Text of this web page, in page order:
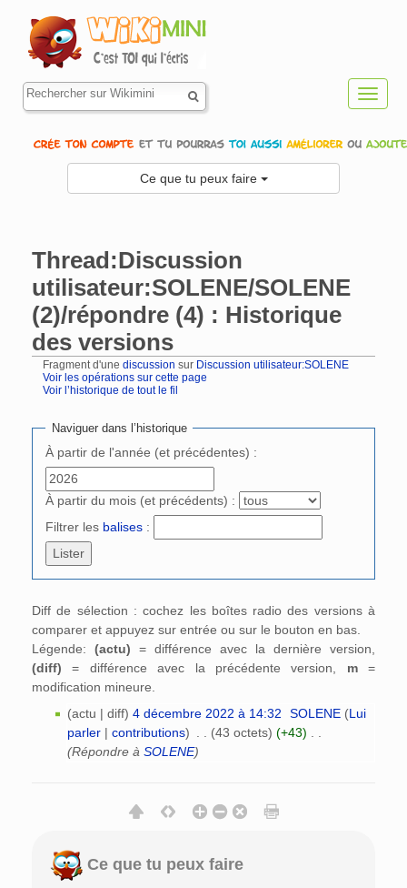
Ce que tu peux faire
Thread:Discussion
utilisateur:SOLENE/SOLENE
(2)/répondre (4) : Historique
des versions
Fragment d'une discussion sur Discussion utilisateur:SOLENE
Voir les opérations sur cette page
Voir l’historique de tout le fil
Naviguer dans l’historique
À partir de l'année (et précédentes) :
À partir du mois (et précédents) :
Filtrer les balises :
Diff de sélection : cochez les boîtes radio des versions à
comparer et appuyez sur entrée ou sur le bouton en bas.
Légende: (actu) = différence avec la dernière version,
(diff) = différence avec la précédente version, m=
modification mineure.
(actu | diff) 4 décembre 2022 à 14:32 SOLENE (Lui
parler| contributions) (43 octets) (+43)
(Répondre à SOLENE)
Ce que tu peux faire